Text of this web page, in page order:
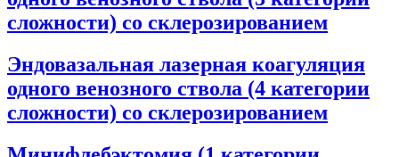
сложности) со склерозированием
Эндовазальная лазерная коагуляция
одного венозного ствола (4 категории
сложности) со склерозированием